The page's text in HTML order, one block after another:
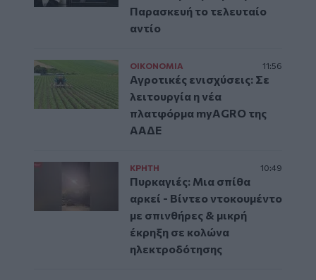
Παρασκευή το τελευταίο
αντίο
ΟΙΚΟΝΟΜΙΑ 11:56
Αγροτικές ενισχύσεις: Σε
λειτουργία η νέα
πλατφόρμα myAGRO της
ΑΑΔΕ
ΚΡΗΤΗ 10:49
Πυρκαγιές: Μια σπίθα
αρκεί - Βίντεο ντοκουμέντο
με σπινθήρες & μικρή
έκρηξη σε κολώνα
ηλεκτροδότησης